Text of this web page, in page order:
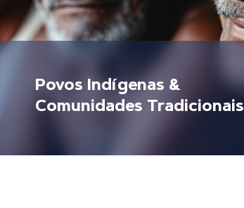
Povos Indígenas &
Comunidades Tradicionais